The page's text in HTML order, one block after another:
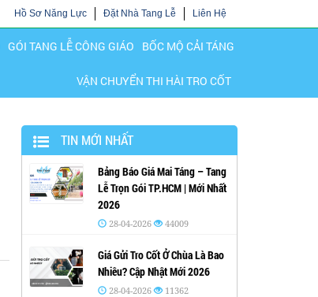
Hồ Sơ Năng Lực Đặt Nhà Tang Lễ Liên Hệ
GÓI TANG LỄ CÔNG GIÁO BỐC MỘ CẢI TÁNG
VẬN CHUYỂN THI HÀI TRO CỐT
TIN MỚI NHẤT
Bảng Báo Giá Mai Táng – Tang
Lễ Trọn Gói TP.HCM | Mới Nhất
2026
28-04-2026 44009
Giá Gửi Tro Cốt Ở Chùa Là Bao
Nhiêu? Cập Nhật Mới 2026
28-04-2026 11362